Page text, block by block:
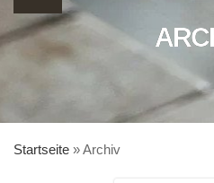
Startseite »Archiv